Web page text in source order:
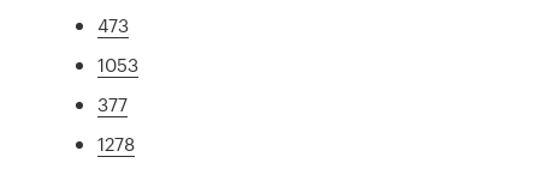
473
1053
377
1278